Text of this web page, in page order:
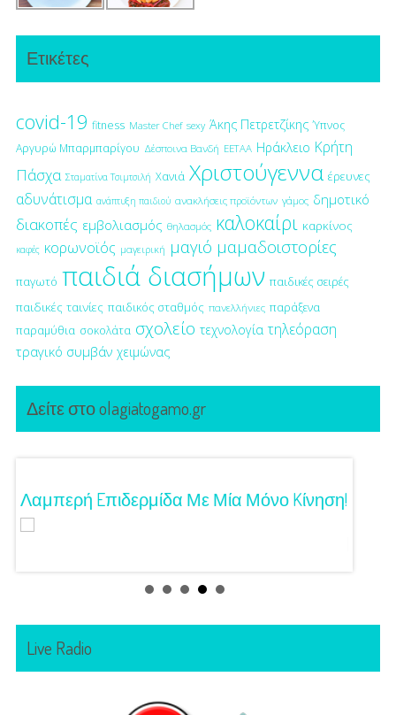
Ετικέτες
covid-19 fitness Master Chef sexy Άκης Πετρετζίκης Ύπνος
Αργυρώ Μπαρμπαρίγου Δέσποινα Βανδή ΕΕΤΑΑ Ηράκλειο Κρήτη
Πάσχα Σταματίνα Τσιμτσιλή Χανιά Χριστούγεννα έρευνες
αδυνάτισμα ανάπτυξη παιδιού ανακλήσεις προϊόντων γάμος δημοτικό
διακοπές εμβολιασμός θηλασμός καλοκαίρι καρκίνος
καφές κορωνοϊός μαγειρική μαγιό μαμαδοιστορίες
παγωτό παιδιά διασήμων παιδικές σειρές
παιδικές ταινίες παιδικός σταθμός πανελλήνιες παράξενα
παραμύθια σοκολάτα σχολείο τεχνολογία τηλεόραση
τραγικό συμβάν χειμώνας
Δείτε στο olagiatogamo.gr
Λαμπερή Eπιδερμίδα Με Μία Μόνο Kίνηση!
Live Radio